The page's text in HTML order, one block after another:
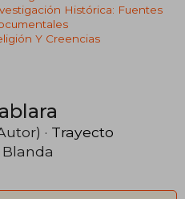
Histórica: Fuentes
Y Creencias
· Trayecto
Blanda